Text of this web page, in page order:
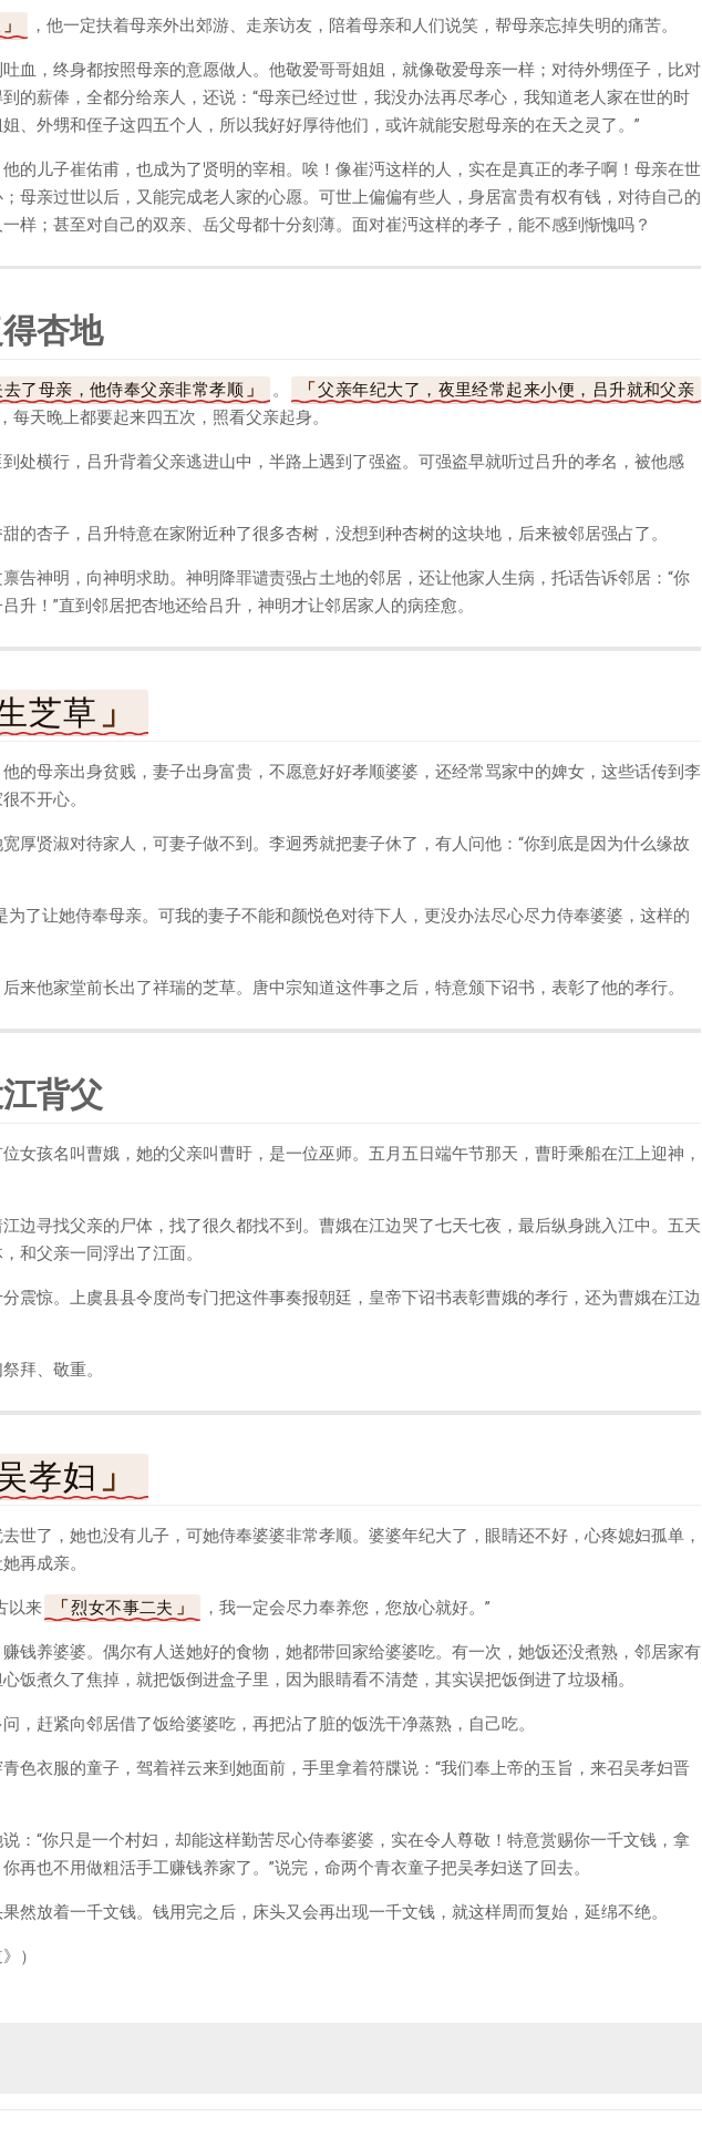
，他一定扶着母亲外出郊游、走亲访友，陪着母亲和人们说笑，帮母亲忘掉失明的痛苦。
血，终身都按照母亲的意愿做人。他敬爱哥哥姐姐，就像敬爱母亲一样；对待外甥侄子，比对
的薪俸，全都分给亲人，还说：“母亲已经过世，我没办法再尽孝心，我知道老人家在世的时
、外甥和侄子这四五个人，所以我好好厚待他们，或许就能安慰母亲的在天之灵了。”
的儿子崔佑甫，也成为了贤明的宰相。唉！像崔沔这样的人，实在是真正的孝子啊！母亲在世
母亲过世以后，又能完成老人家的心愿。可世上偏偏有些人，身居富贵有权有钱，对待自己的
样；甚至对自己的双亲、岳父母都十分刻薄。面对崔沔这样的孝子，能不感到惭愧吗？
杏地
了母亲，他侍奉父亲非常孝顺 。
父亲年纪大了，夜里经常起来小便，吕升就和父亲
，每天晚上都要起来四五次，照看父亲起身。
处横行，吕升背着父亲逃进山中，半路上遇到了强盗。可强盗早就听过吕升的孝名，被他感
的杏子，吕升特意在家附近种了很多杏树，没想到种杏树的这块地，后来被邻居强占了。
告神明，向神明求助。神明降罪谴责强占土地的邻居，还让他家人生病，托话告诉邻居：“你
升！”直到邻居把杏地还给吕升，神明才让邻居家人的病痊愈。
芝草
的母亲出身贫贱，妻子出身富贵，不愿意好好孝顺婆婆，还经常骂家中的婢女，这些话传到李
不开心。
厚贤淑对待家人，可妻子做不到。李迥秀就把妻子休了，有人问他：“你到底是因为什么缘故
为了让她侍奉母亲。可我的妻子不能和颜悦色对待下人，更没办法尽心尽力侍奉婆婆，这样的
来他家堂前长出了祥瑞的芝草。唐中宗知道这件事之后，特意颁下诏书，表彰了他的孝行。
背父
女孩名叫曹娥，她的父亲叫曹盱，是一位巫师。五月五日端午节那天，曹盱乘船在江上迎神，
边寻找父亲的尸体，找了很久都找不到。曹娥在江边哭了七天七夜，最后纵身跳入江中。五天
和父亲一同浮出了江面。
震惊。上虞县县令度尚专门把这件事奏报朝廷，皇帝下诏书表彰曹娥的孝行，还为曹娥在江边
拜、敬重。
孝妇
世了，她也没有儿子，可她侍奉婆婆非常孝顺。婆婆年纪大了，眼睛还不好，心疼媳妇孤单，
再成亲。
以来 烈女不事二夫 ，我一定会尽力奉养您，您放心就好。”
钱养婆婆。偶尔有人送她好的食物，她都带回家给婆婆吃。有一次，她饭还没煮熟，邻居家有
饭煮久了焦掉，就把饭倒进盒子里，因为眼睛看不清楚，其实误把饭倒进了垃圾桶。
，赶紧向邻居借了饭给婆婆吃，再把沾了脏的饭洗干净蒸熟，自己吃。
色衣服的童子，驾着祥云来到她面前，手里拿着符牒说：“我们奉上帝的玉旨，来召吴孝妇晋
：“你只是一个村妇，却能这样勤苦尽心侍奉婆婆，实在令人尊敬！特意赏赐你一千文钱，拿
再也不用做粗活手工赚钱养家了。”说完，命两个青衣童子把吴孝妇送了回去。
然放着一千文钱。钱用完之后，床头又会再出现一千文钱，就这样周而复始，延绵不绝。
）